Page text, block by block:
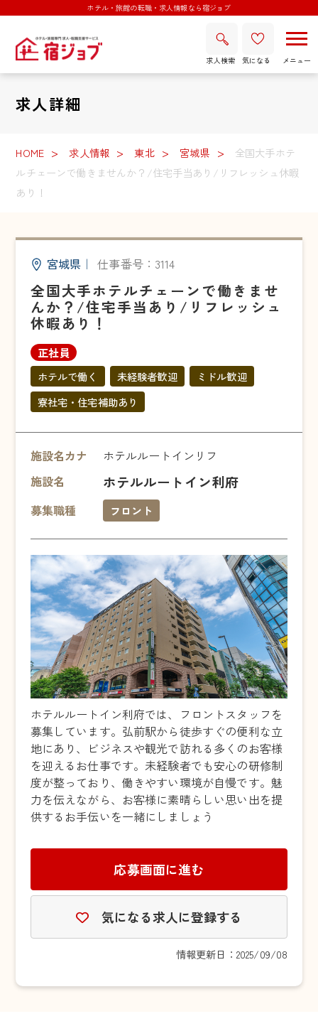
ホテル・旅館の転職・求人情報なら宿ジョブ
求人検索 気になる
求人詳細
HOME 求人情報 東北 宮城県
全国大手ホテ
ルチェーンで働きませんか？/住宅手当あり/リフレッシュ休暇
あり！
宮城県 ｜ 仕事番号：3114
全国大手ホテルチェーンで働きませ
んか？/住宅手当あり/リフレッシュ
休暇あり！
正社員
ホテルで働く 未経験者歓迎
ミドル歓迎
寮社宅・住宅補助あり
施設名カナ
ホテルルートインリフ
施設名
ホテルルートイン利府
募集職種 フロント
ホテルルートイン利府では、フロントスタッフを
募集しています。弘前駅から徒歩すぐの便利な立
地にあり、ビジネスや観光で訪れる多くのお客様
を迎えるお仕事です。未経験者でも安心の研修制
度が整っており、働きやすい環境が自慢です。魅
力を伝えながら、お客様に素晴らしい思い出を提
供するお手伝いを一緒にしましょう
応募画面に進む
気になる求人に登録する
情報更新日：2025/09/08